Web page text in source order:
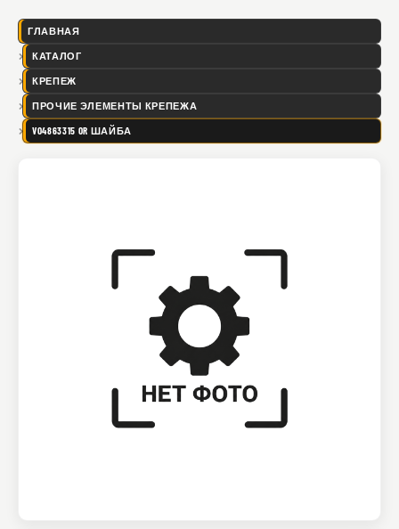
ГЛАВНАЯ
КАТАЛОГ
КРЕПЕЖ
ПРОЧИЕ ЭЛЕМЕНТЫ КРЕПЕЖА
VO4863315 OR ШАЙБА